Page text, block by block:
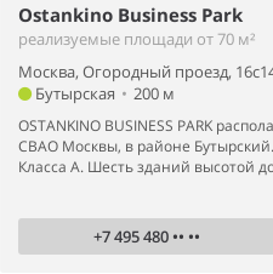
Ostankino Business Park
реализуемые площади от 70 м²
Москва, Огородный проезд,
Бутырская • 200 м
OSTANKINO BUSINESS PARK
СВАО Москвы, в районе
Класса А. Шесть зданий высотой
+7 495 480 •• ••